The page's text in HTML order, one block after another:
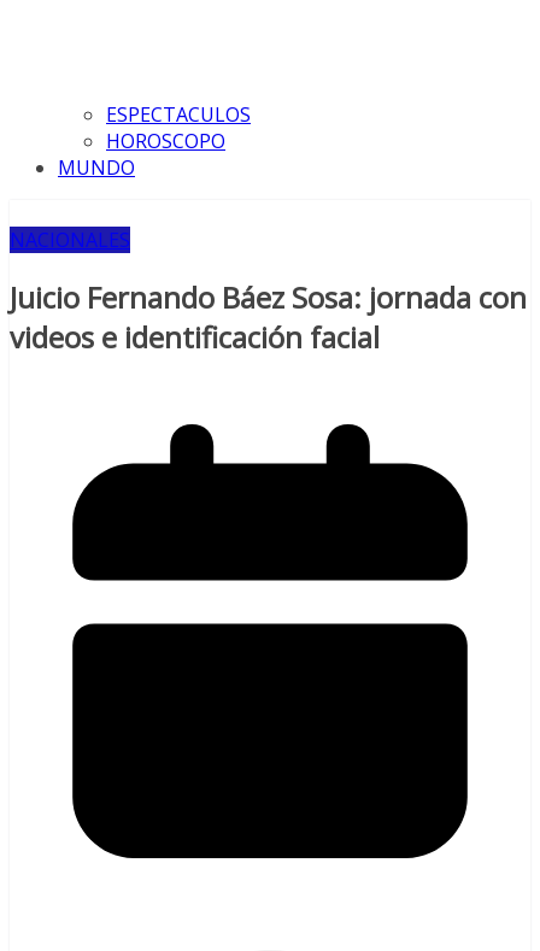
ESPECTACULOS
HOROSCOPO
MUNDO
NACIONALES
Juicio Fernando Báez Sosa: jornada con
videos e identificación facial